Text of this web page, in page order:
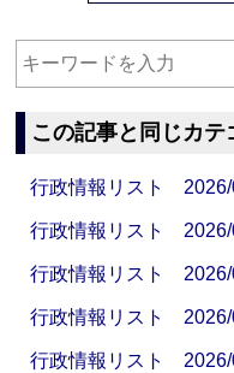
この記事と同じカ
行政情報リスト 2026/
行政情報リスト 2026/
行政情報リスト 2026/
行政情報リスト 2026/
行政情報リスト 2026/